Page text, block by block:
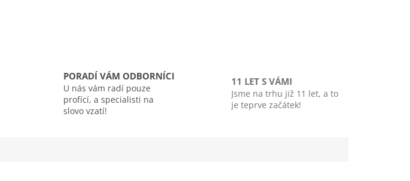
PORADÍ VÁM ODBORNÍCI
U nás vám radí pouze
profící, a specialisti na
slovo vzatí!
11 LET S VÁMI
Jsme na trhu již 11 let, a to
je teprve začátek!